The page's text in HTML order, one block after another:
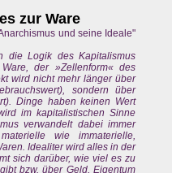
zur Ware
und seine Ideale"
die Logik des Kapitalismus
der »Zellenform« des
wird nicht mehr länger über
sondern über
Dinge haben keinen Wert
im kapitalistischen Sinne
verwandelt dabei immer
wie immaterielle,
Idealiter wird alles in der
sich darüber, wie viel es zu
bzw. über Geld, Eigentum